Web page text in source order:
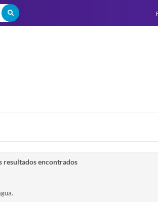
resultados encontrados